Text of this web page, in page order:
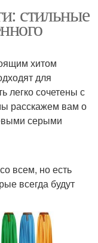
стильные
хитом
для
легко сочетены с
расскажем вам о
серыми
всем, но есть
всегда будут